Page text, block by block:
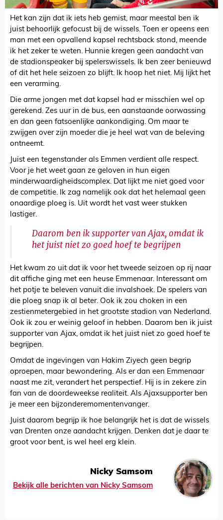
Het kan zijn dat ik iets heb gemist, maar meestal ben ik
juist behoorlijk gefocust bij de wissels. Toen er opeens een
man met een opvallend kapsel rechtsback stond, meende
ik het zeker te weten. Hunnie kregen geen aandacht van
de stadionspeaker bij spelerswissels. Ik ben zeer benieuwd
of dit het hele seizoen zo blijft. Ik hoop het niet. Mij lijkt het
een verarming.
Die arme jongen met dat kapsel had er misschien wel op
gerekend. Zes uur in de bus, een aanstaande oorwassing
en dan geen fatsoenlijke aankondiging. Om maar te
zwijgen over zijn moeder die je heel wat van de beleving
ontneemt.
Juist een tegenstander als Emmen verdient alle respect.
Voor je het weet gaan ze geloven in hun eigen
minderwaardigheidscomplex. Dat lijkt me niet goed voor
de competitie. Ik zag namelijk ook dat het helemaal geen
onaardige ploeg is. Uit wordt het vast weer stukken
lastiger.
Daarom ben ik supporter van Ajax, omdat ik
het juist niet zo goed hoef te begrijpen
Het kwam zo uit dat ik voor het tweede seizoen op rij naar
dit affiche ging met een heuse Emmenaar. Interessant om
het potje te beleven vanuit die invalshoek. De spelers van
die ploeg snap ik al beter. Ook ik zou choken in een
zestienmetergebied in het grootste stadion van Nederland.
Ook ik zou er weinig geloof in hebben. Daarom ben ik juist
supporter van Ajax, omdat ik het juist niet zo goed hoef te
begrijpen.
Omdat de ingevingen van Hakim Ziyech geen begrip
oproepen, maar bewondering. Als er dan een Emmenaar
naast me zit, verandert het perspectief. Hij is in zekere zin
fan van de doordeweekse realiteit. Als Ajaxsupporter ben
je meer een bijzonderemomentenvanger.
Juist daarom begrijp ik hoe belangrijk het is dat de wissels
van Drenten onze aandacht krijgen. Denken dat je daar te
groot voor bent, is wel heel erg klein.
Nicky Samsom
Bekijk alle berichten van Nicky Samsom